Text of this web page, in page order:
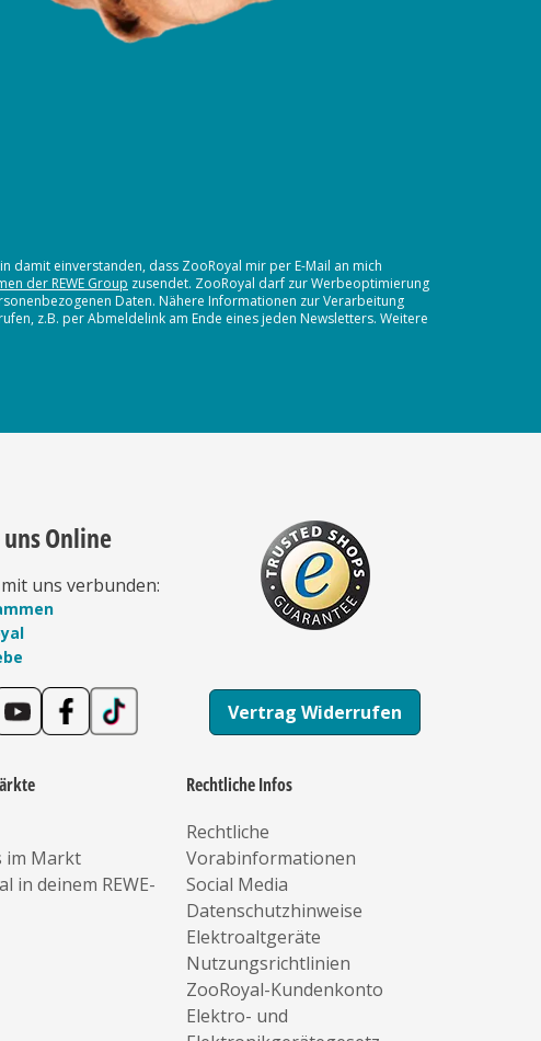
damit einverstanden, dass ZooRoyal mir per E-Mail an mich
der REWE Group zusendet. ZooRoyal darf zur Werbeoptimierung
Daten. Nähere Informationen zur Verarbeitung
z.B. per Abmeldelink am Ende eines jeden Newsletters. Weitere
Online
uns verbunden:
Vertrag Widerrufen
im Markt
in deinem REWE-
Rechtliche Infos
Rechtliche
Vorabinformationen
Social Media
Datenschutzhinweise
Elektroaltgeräte
Nutzungsrichtlinien
ZooRoyal-Kundenkonto
Elektro- und